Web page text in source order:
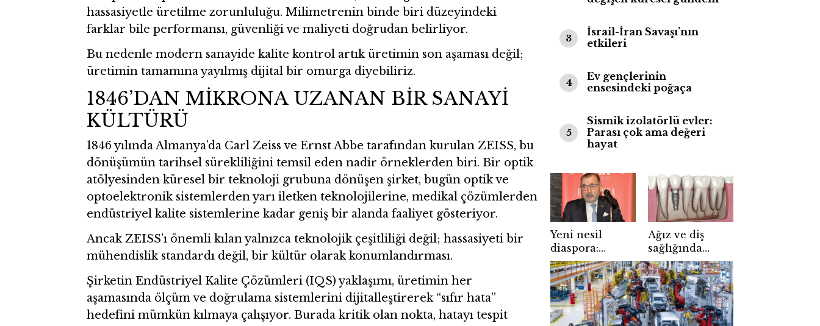
hassasiyetle üretilme zorunluluğu. Milimetrenin binde biri düzeyindeki
farklar bile performansı, güvenliği ve maliyeti doğrudan belirliyor.
Bu nedenle modern sanayide kalite kontrol artık üretimin son aşaması değil;
üretimin tamamına yayılmış dijital bir omurga diyebiliriz.
1846’DAN MİKRONA UZANAN BİR SANAYİ
KÜLTÜRÜ
1846 yılında Almanya’da Carl Zeiss ve Ernst Abbe tarafından kurulan ZEISS, bu
dönüşümün tarihsel sürekliliğini temsil eden nadir örneklerden biri. Bir optik
atölyesinden küresel bir teknoloji grubuna dönüşen şirket, bugün optik ve
optoelektronik sistemlerden yarı iletken teknolojilerine, medikal çözümlerden
endüstriyel kalite sistemlerine kadar geniş bir alanda faaliyet gösteriyor.
Ancak ZEISS’ı önemli kılan yalnızca teknolojik çeşitliliği değil; hassasiyeti bir
mühendislik standardı değil, bir kültür olarak konumlandırması.
Şirketin Endüstriyel Kalite Çözümleri (IQS) yaklaşımı, üretimin her
aşamasında ölçüm ve doğrulama sistemlerini dijitalleştirerek “sıfır hata”
hedefini mümkün kılmaya çalışıyor. Burada kritik olan nokta, hatayı tespit
3
İsrail-İran Savaşı’nın
etkileri
4
Ev gençlerinin
ensesindeki poğaça
5
Sismik izolatörlü evler:
Parası çok ama değeri
hayat
Yeni nesil
diaspora:
Avrupa’daki
Türkler
geleceği inşa
ediyor
Ağız ve diş
sağlığında
implant
tedavisi